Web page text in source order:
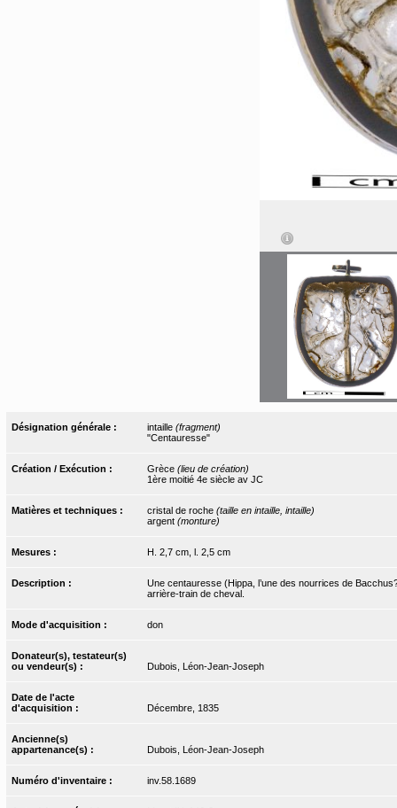
Désignation générale : intaille (fragment)
"Centauresse"
Création / Exécution : Grèce (lieu de création)
1ère moitié 4e siècle av JC
Matières et techniques : cristal de roche (taille en intaille, intaille)
argent (monture)
Mesures : H. 2,7 cm, l. 2,5 cm
Description :
Une centauresse (Hippa, l’une des nourrices de
arrière-train de cheval.
Mode d'acquisition : don
Donateur(s), testateur(s)
ou vendeur(s) :
Dubois, Léon-Jean-Joseph
Date de l'acte
d'acquisition :
Décembre, 1835
Ancienne(s)
appartenance(s) :
Dubois, Léon-Jean-Joseph
Numéro d'inventaire : inv.58.1689